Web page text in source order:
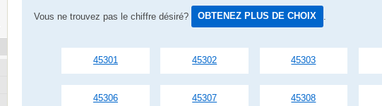
Vous ne trouvez pas le chiffre désiré? OBTENEZ PLUS DE CHOIX
45301 45302 45303
45306 45307 45308